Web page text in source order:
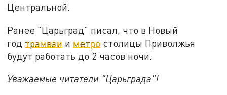
Центральной.
Ранее "Царьград" писал, что в Новый
год трамваи и метро столицы Приволжья
будут работать до 2 часов ночи.
Уважаемые читатели "Царьграда"!